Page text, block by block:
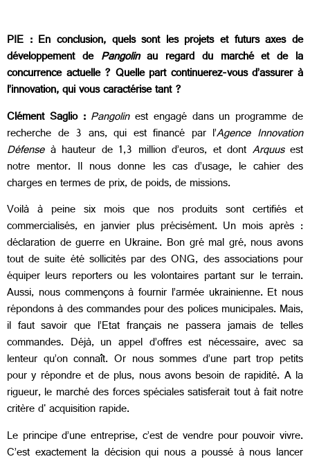
PIE : En conclusion, quels sont les projets et futurs axes de
développement de Pangolinau regard du marché et de la
concurrence actuelle ? Quelle part continuerez-vous d’assurer à
l’innovation, qui vous caractérise tant ?
Clément Saglio : Pangolinest engagé dans un programme de
recherche de 3 ans, qui est financé par l’Agence Innovation
Défenseà hauteur de 1,3 million d’euros, et dont Arquusest
notre mentor. Il nous donne les cas d’usage, le cahier des
charges en termes de prix, de poids, de missions.
Voilà à peine six mois que nos produits sont certifiés et
commercialisés, en janvier plus précisément. Un mois après :
déclaration de guerre en Ukraine. Bon gré mal gré, nous avons
tout de suite été sollicités par des ONG, des associations pour
équiper leurs reporters ou les volontaires partant sur le terrain.
Aussi, nous commençons à fournir l’armée ukrainienne. Et nous
répondons à des commandes pour des polices municipales. Mais,
il faut savoir que l’Etat français ne passera jamais de telles
commandes. Déjà, un appel d’offres est nécessaire, avec sa
lenteur qu’on connaît. Or nous sommes d’une part trop petits
pour y répondre et de plus, nous avons besoin de rapidité. A la
rigueur, le marché des forces spéciales satisferait tout à fait notre
critère d' acquisition rapide.
Le principe d’une entreprise, c’est de vendre pour pouvoir vivre.
C’est exactement la décision qui nous a poussé à nous lancer